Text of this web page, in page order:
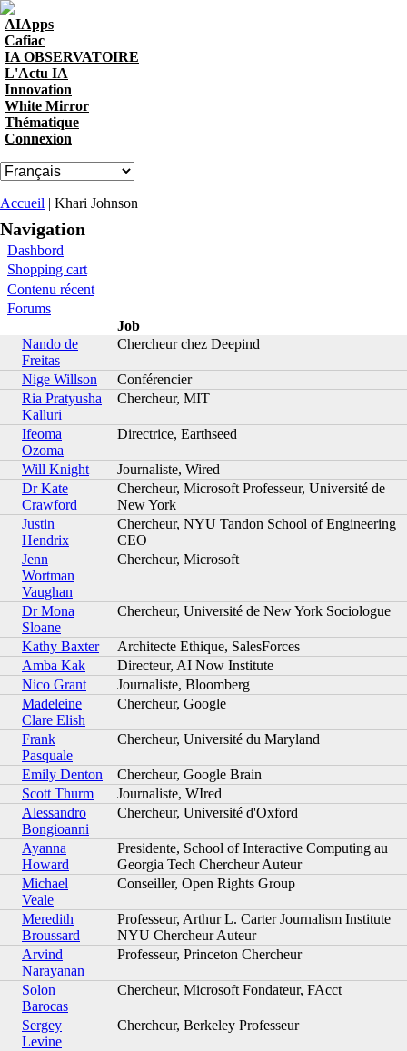
Skip to navigation
Aller au contenu principal
AIApps
Cafiac
IA OBSERVATOIRE
L'Actu IA
Innovation
White Mirror
Thématique
Connexion
Vous êtes ici
Accueil | Khari Johnson
Navigation
Dashbord
Shopping cart
Contenu récent
Forums
Job
Nando de
Freitas
Chercheur chez Deepind
Nige Willson
Conférencier
Ria Pratyusha
Kalluri
Chercheur, MIT
Ifeoma
Ozoma
Directrice, Earthseed
Will Knight
Journaliste, Wired
Dr Kate
Crawford
Chercheur, Microsoft Professeur, Université de
New York
Justin
Hendrix
Chercheur, NYU Tandon School of Engineering
CEO
Jenn
Wortman
Vaughan
Chercheur, Microsoft
Dr Mona
Sloane
Chercheur, Université de New York Sociologue
Kathy Baxter
Architecte Ethique, SalesForces
Amba Kak
Directeur, AI Now Institute
Nico Grant
Journaliste, Bloomberg
Madeleine
Clare Elish
Chercheur, Google
Frank
Pasquale
Chercheur, Université du Maryland
Emily Denton
Chercheur, Google Brain
Scott Thurm
Journaliste, WIred
Alessandro
Bongioanni
Chercheur, Université d'Oxford
Ayanna
Howard
Presidente, School of Interactive Computing au
Georgia Tech Chercheur Auteur
Michael
Veale
Conseiller, Open Rights Group
Meredith
Broussard
Professeur, Arthur L. Carter Journalism Institute
NYU Chercheur Auteur
Arvind
Narayanan
Professeur, Princeton Chercheur
Solon
Barocas
Chercheur, Microsoft Fondateur, FAcct
Sergey
Levine
Chercheur, Berkeley Professeur